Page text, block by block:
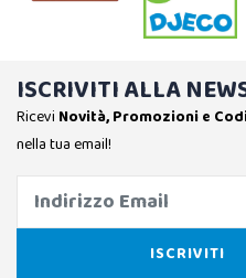
ISCRIVITI ALLA
Ricevi Novità, Promozioni e
nella tua email!